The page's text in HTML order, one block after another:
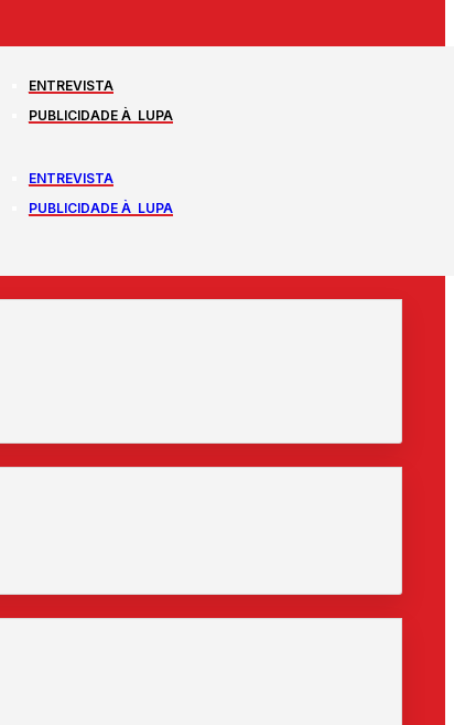
ENTREVISTA
PUBLICIDADE À LUPA
ENTREVISTA
PUBLICIDADE À LUPA